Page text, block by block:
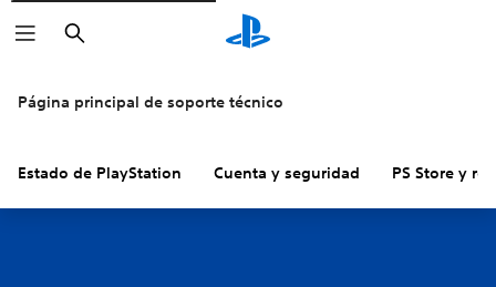
Buscar
Página principal de soporte técnico
Estado de PlayStation Cuenta y seguridad PS Store y